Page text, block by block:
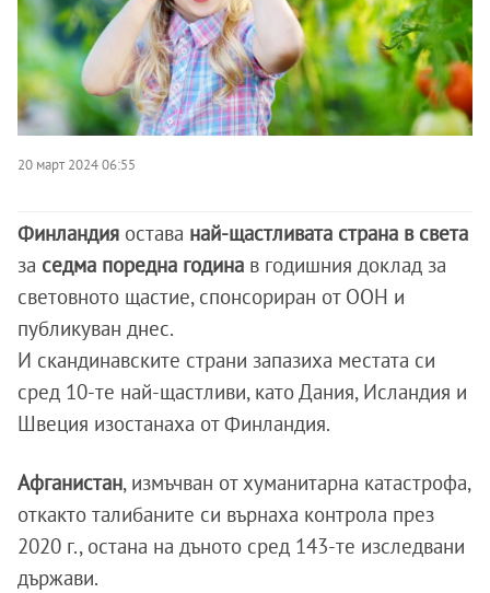
20 март 2024 06:55
Финландия остава най-щастливата страна в света
за седма поредна година в годишния доклад за
световното щастие, спонсориран от ООН и
публикуван днес.
И скандинавските страни запазиха местата си
сред 10-те най-щастливи, като Дания, Исландия и
Швеция изостанаха от Финландия.
Афганистан, измъчван от хуманитарна катастрофа,
откакто талибаните си върнаха контрола през
2020 г., остана на дъното сред 143-те изследвани
държави.